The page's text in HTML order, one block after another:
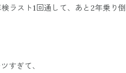
ラスト1回通して、あと2年乗り
すぎて、